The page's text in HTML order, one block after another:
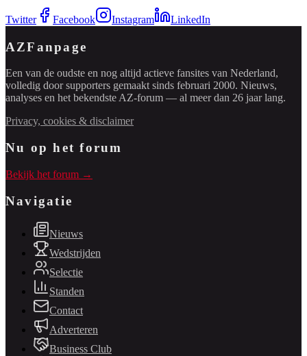
Twitter Facebook Instagram LinkedIn
AZFanpage
Een van de oudste en nog altijd actieve fansites van Nederland,
volledig door supporters gemaakt sinds februari 2000. Nieuws,
analyses en het bekendste AZ-forum — al meer dan 26 jaar lang.
Privacy, cookies & disclaimer
Nu op het forum
Bekijk het forum →
Navigatie
Nieuws
Wedstrijden
Selectie
Standen
Contact
Adverteren
Business Club